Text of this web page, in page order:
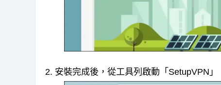
2. 安裝完成後，從工具列啟動「SetupVPN